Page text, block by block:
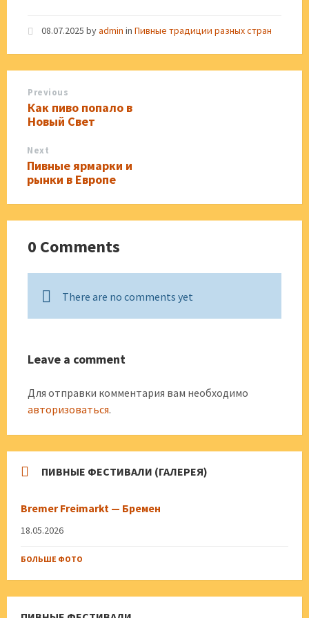
08.07.2025 byadmin in Пивные традиции разных стран
Previous
Как пиво попало в
Новый Свет
Next
Пивные ярмарки и
рынки в Европе
0 Comments
There are no comments yet
Leave a comment
Для отправки комментария вам необходимо
авторизоваться.
ПИВНЫЕ ФЕСТИВАЛИ (ГАЛЕРЕЯ)
Bremer Freimarkt — Бремен
18.05.2026
БОЛЬШЕ ФОТО